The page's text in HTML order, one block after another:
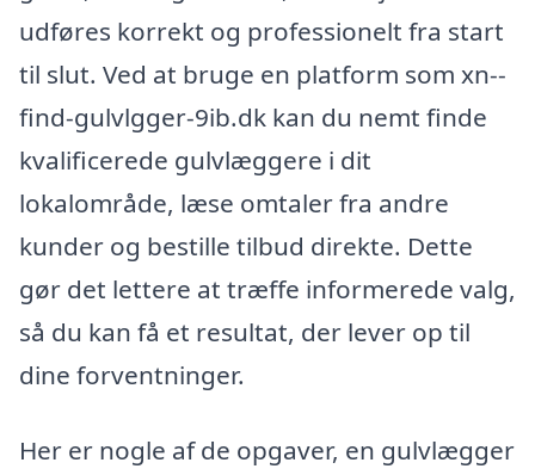
udføres korrekt og professionelt fra start
til slut. Ved at bruge en platform som xn--
find-gulvlgger-9ib.dk kan du nemt finde
kvalificerede gulvlæggere i dit
lokalområde, læse omtaler fra andre
kunder og bestille tilbud direkte. Dette
gør det lettere at træffe informerede valg,
så du kan få et resultat, der lever op til
dine forventninger.
Her er nogle af de opgaver, en gulvlægger